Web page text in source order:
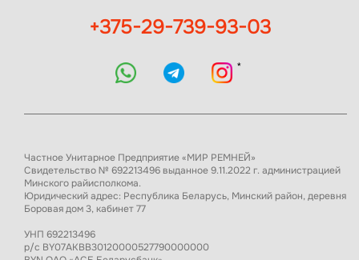
+375-29-739-93-03
*
Частное Унитарное Предприятие «МИР РЕМНЕЙ»
Свидетельство № 692213496 выданное 9.11.2022 г. администрацией
Минского райисполкома.
Юридический адрес: Республика Беларусь, Минский район, деревня
Боровая дом 3, кабинет 77
УНП 692213496
р/с BY07AKBB30120000527790000000